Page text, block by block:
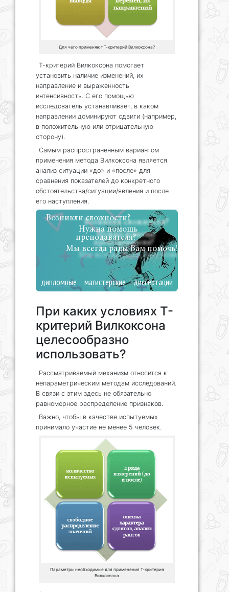
Для чего применяют Т-критерий Вилкоксона?
Т-критерий Вилкоксона помогает
установить наличие изменений, их
направление и выраженность
интенсивность. С его помощью
исследователь устанавливает, в каком
направлении доминируют сдвиги (например,
в положительную или отрицательную
сторону).
Самым распространенным вариантом
применения метода Вилкоксона является
анализ ситуации «до» и «после» для
сравнения показателей до конкретного
обстоятельства/ситуации/явления и после
его наступления.
Возникли сложности?
Нужна помощь
преподавателя?
Мы всегда рады Вам помочь!
дипломные магистерские диссертации
При каких условиях Т-
критерий Вилкоксона
целесообразно
использовать?
Рассматриваемый механизм относится к
непараметрическим методам исследований.
В связи с этим здесь не обязательно
равномерное распределение признаков.
Важно, чтобы в качестве испытуемых
принимало участие не менее 5 человек.
Параметры необходимые для применения Т-критерия
Вилкоксона